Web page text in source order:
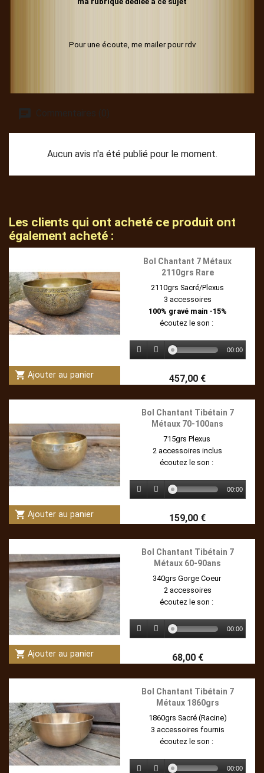
Pour une écoute, me mailer pour rdv
Commentaires (0)
Aucun avis n'a été publié pour le moment.
Les clients qui ont acheté ce produit ont
également acheté :
shopping_cart Ajouter au panier
Bol Chantant 7 Métaux
2110grs Rare
2110grs Sacré/Plexus
3 accessoires
100% gravé main -15%
écoutez le son :
00:00
457,00 €
shopping_cart Ajouter au panier
Bol Chantant Tibétain 7
Métaux 70-100ans
715grs Plexus
2 accessoires inclus
écoutez le son :
00:00
159,00 €
shopping_cart Ajouter au panier
Bol Chantant Tibétain 7
Métaux 60-90ans
340grs Gorge Coeur
2 accessoires
écoutez le son :
00:00
68,00 €
Bol Chantant Tibétain 7
Métaux 1860grs
1860grs Sacré (Racine)
3 accessoires fournis
écoutez le son :
00:00